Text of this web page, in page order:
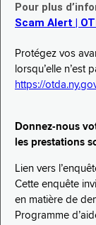
Pour plus
Scam Alert |
Protégez vos
lorsqu’elle n’est
https://
Donnez-nous
les prestations
Lien vers
Cette enquête
en matière de
Programme